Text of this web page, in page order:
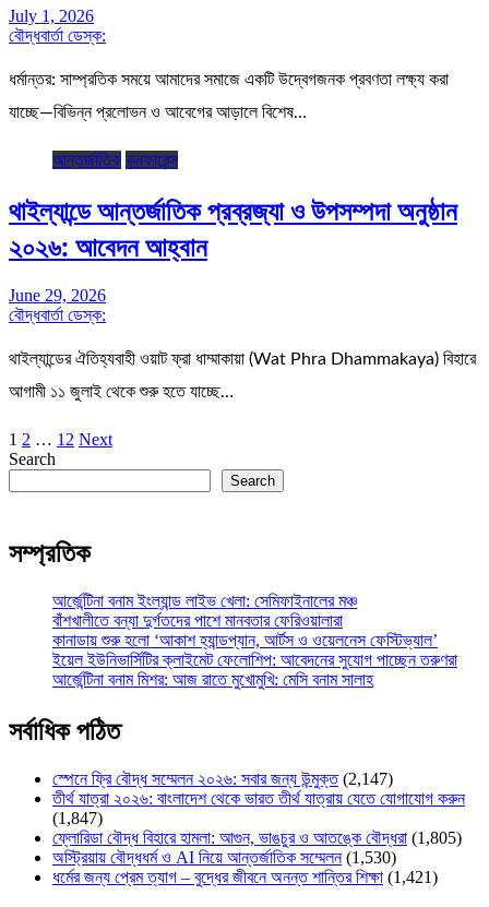
July 1, 2026
বৌদ্ধবার্তা ডেস্ক:
ধর্মান্তর: সাম্প্রতিক সময়ে আমাদের সমাজে একটি উদ্বেগজনক প্রবণতা লক্ষ্য করা
যাচ্ছে—বিভিন্ন প্রলোভন ও আবেগের আড়ালে বিশেষ…
আন্তর্জাতিক কনফারেন্স
থাইল্যান্ডে আন্তর্জাতিক প্রব্রজ্যা ও উপসম্পদা অনুষ্ঠান
২০২৬: আবেদন আহ্বান
June 29, 2026
বৌদ্ধবার্তা ডেস্ক:
থাইল্যান্ডের ঐতিহ্যবাহী ওয়াট ফ্রা ধাম্মাকায়া (Wat Phra Dhammakaya) বিহারে
আগামী ১১ জুলাই থেকে শুরু হতে যাচ্ছে…
Posts
pagination
1 2 … 12 Next
Search
Search
সম্প্রতিক
আর্জেন্টিনা বনাম ইংল্যান্ড লাইভ খেলা: সেমিফাইনালের মঞ্চ
বাঁশখালীতে বন্যা দুর্গতদের পাশে মানবতার ফেরিওয়ালারা
কানাডায় শুরু হলো ‘আকাশ হ্যান্ডপ্যান, আর্টস ও ওয়েলনেস ফেস্টিভ্যাল’
ইয়েল ইউনিভার্সিটির ক্লাইমেট ফেলোশিপ: আবেদনের সুযোগ পাচ্ছেন তরুণরা
আর্জেন্টিনা বনাম মিশর: আজ রাতে মুখোমুখি: মেসি বনাম সালাহ
সর্বাধিক পঠিত
স্পেনে ফ্রি বৌদ্ধ সম্মেলন ২০২৬: সবার জন্য উন্মুক্ত (2,147)
তীর্থ যাত্রা ২০২৬: বাংলাদেশ থেকে ভারত তীর্থ যাত্রায় যেতে যোগাযোগ করুন
(1,847)
ফ্লোরিডা বৌদ্ধ বিহারে হামলা: আগুন, ভাঙচুর ও আতঙ্কে বৌদ্ধরা (1,805)
অস্ট্রিয়ায় বৌদ্ধধর্ম ও AI নিয়ে আন্তর্জাতিক সম্মেলন (1,530)
ধর্মের জন্য প্রেম ত্যাগ – বুদ্ধের জীবনে অনন্ত শান্তির শিক্ষা (1,421)